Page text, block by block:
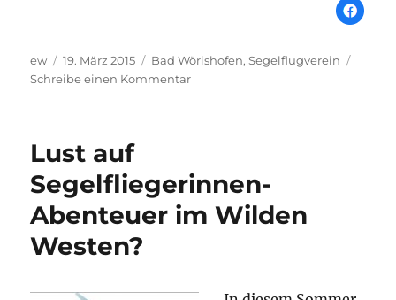
Autor
ew
Veröffentlicht
am
19. März 2015 Schlagwörter
Bad Wörishofen,Segelflugverein
Schreibe einen Kommentarzu
der
Spitze
der
Segelflieger
Lust auf
Segelfliegerinnen-
Abenteuer im Wilden
Westen?